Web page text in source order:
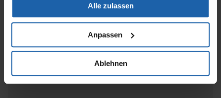
Alle zulassen
Anpassen
Ablehnen
info@academia-verlag.de
KONTAKT